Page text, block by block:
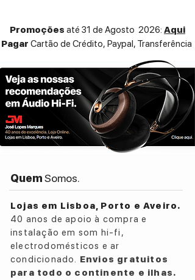
OhmsSensibilidade: 90,5/1W/1mt
Amplificação recomendada: 25-125Watts
Distorção (120Hz-20KHz, @2.83Vrms):
<0,2%
Volume da caixa: 28,8L
Promoções até 31 de Agosto 2026: Aqui
Pagar Cartão de Crédito, Paypal, Transferência
QuemSomos.
Lojas em Lisboa, Porto e Aveiro.
40 anos de apoio à compra e
instalação em som hi-fi,
electrodomésticos e ar
condicionado. Envios gratuitos
para todo o continente e ilhas.